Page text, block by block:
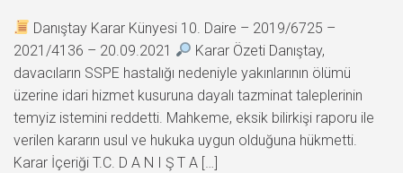
Danıştay Karar Künyesi 10. Daire – 2019/6725 –
2021/4136 – 20.09.2021
Karar Özeti Danıştay,
davacıların SSPE hastalığı nedeniyle yakınlarının ölümü
üzerine idari hizmet kusuruna dayalı tazminat taleplerinin
temyiz istemini reddetti. Mahkeme, eksik bilirkişi raporu ile
verilen kararın usul ve hukuka uygun olduğuna hükmetti.
Karar İçeriği T.C. D A N I Ş T A […]